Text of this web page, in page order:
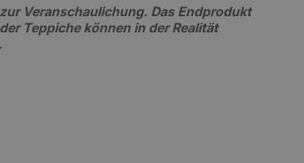
Veranschaulichung. Das Endprodukt
Teppiche können in der Realität